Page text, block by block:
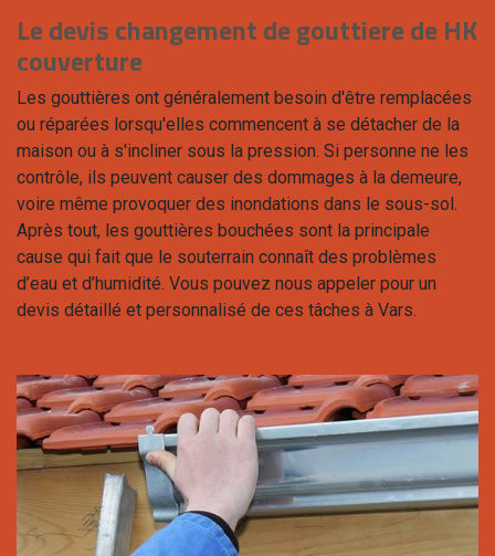
Le devis changement de gouttiere de HK
couverture
Les gouttières ont généralement besoin d'être remplacées
ou réparées lorsqu'elles commencent à se détacher de la
maison ou à s'incliner sous la pression. Si personne ne les
contrôle, ils peuvent causer des dommages à la demeure,
voire même provoquer des inondations dans le sous-sol.
Après tout, les gouttières bouchées sont la principale
cause qui fait que le souterrain connaît des problèmes
d’eau et d’humidité. Vous pouvez nous appeler pour un
devis détaillé et personnalisé de ces tâches à Vars.